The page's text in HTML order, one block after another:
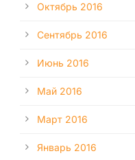
Октябрь 2016
Сентябрь 2016
Июнь 2016
Май 2016
Март 2016
Январь 2016